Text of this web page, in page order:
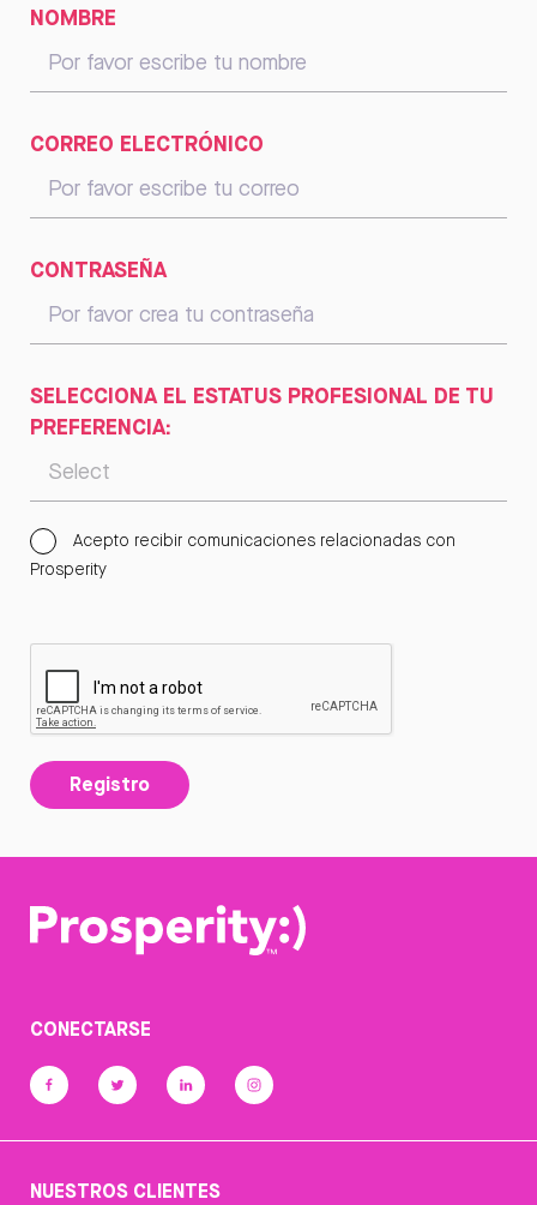
NOMBRE
CORREO ELECTRÓNICO
CONTRASEÑA
SELECCIONA EL ESTATUS PROFESIONAL DE TU
PREFERENCIA:
Acepto recibir comunicaciones relacionadas con
Prosperity
Registro
CONECTARSE
NUESTROS CLIENTES